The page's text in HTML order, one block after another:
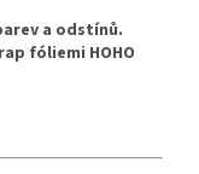
a odstínů.
fóliemi HOHO